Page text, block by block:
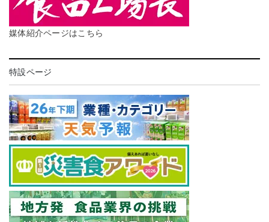
媒体紹介ページはこちら
特設ページ